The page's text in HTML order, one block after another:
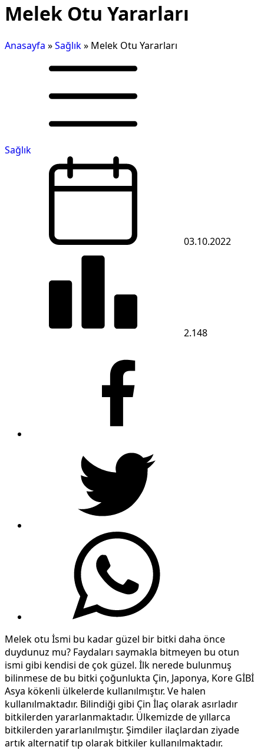
Melek Otu Yararları
Anasayfa »Sağlık» Melek Otu Yararları
Sağlık
03.10.2022
2.148
Melek otu İsmi bu kadar güzel bir bitki daha önce
duydunuz mu? Faydaları saymakla bitmeyen bu otun
ismi gibi kendisi de çok güzel. İlk nerede bulunmuş
bilinmese de bu bitki çoğunlukta Çin, Japonya, Kore GİBİ
Asya kökenli ülkelerde kullanılmıştır. Ve halen
kullanılmaktadır. Bilindiği gibi Çin İlaç olarak asırladır
bitkilerden yararlanmaktadır. Ülkemizde de yıllarca
bitkilerden yararlanılmıştır. Şimdiler ilaçlardan ziyade
artık alternatif tıp olarak bitkiler kullanılmaktadır.